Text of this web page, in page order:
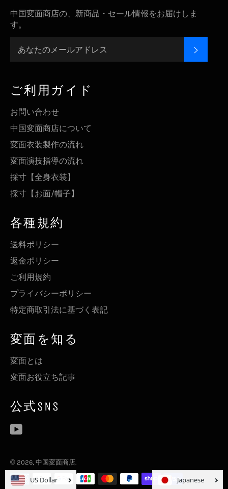
中国変面商店の、新商品・セール情報をお届けしま
す。
ご利用ガイド
お問い合わせ
中国変面商店について
変面衣装製作の流れ
変面演技指導の流れ
採寸【全身衣装】
採寸【お面/帽子】
各種規約
送料ポリシー
返金ポリシー
ご利用規約
プライバシーポリシー
特定商取引法に基づく表記
変面を知る
変面とは
変面お役立ち記事
公式SNS
© 2026, 中国変面商店.
決
済
Japanese
US Dollar